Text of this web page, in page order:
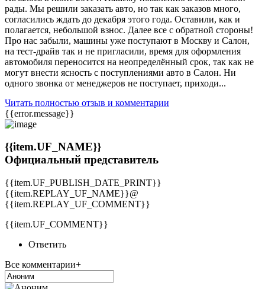
рады. Мы решили заказать авто, но так как заказов много,
согласились ждать до декабря этого года. Оставили, как и
полагается, небольшой взнос. Далее все с обратной стороны!
Про нас забыли, машины уже поступают в Москву и Салон,
на тест-драйв так и не пригласили, время для оформления
автомобиля переносится на неопределённый срок, так как не
могут внести ясность с поступлениями авто в Салон. Ни
одного звонка от менеджеров не поступает, приходи...
Читать полностью отзыв и комментарии
{{error.message}}
{{item.UF_NAME}}
Официальный представитель
{{item.UF_PUBLISH_DATE_PRINT}}
{{item.REPLAY_UF_NAME}}@
{{item.REPLAY_UF_COMMENT}}
{{item.UF_COMMENT}}
Ответить
Все комментарии+